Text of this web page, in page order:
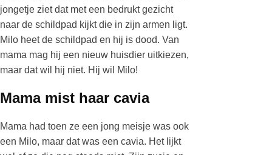
jongetje ziet dat met een bedrukt gezicht
naar de schildpad kijkt die in zijn armen ligt.
Milo heet de schildpad en hij is dood. Van
mama mag hij een nieuw huisdier uitkiezen,
maar dat wil hij niet. Hij wil Milo!
Mama mist haar cavia
Mama had toen ze een jong meisje was ook
een Milo, maar dat was een cavia. Het lijkt